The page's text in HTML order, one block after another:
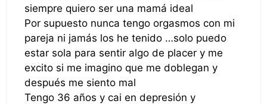
siempre quiero ser una mamá ideal
Por supuesto nunca tengo orgasmos con mi
pareja ni jamás los he tenido …solo puedo
estar sola para sentir algo de placer y me
excito si me imagino que me doblegan y
después me siento mal
Tengo 36 años y cai en depresión y